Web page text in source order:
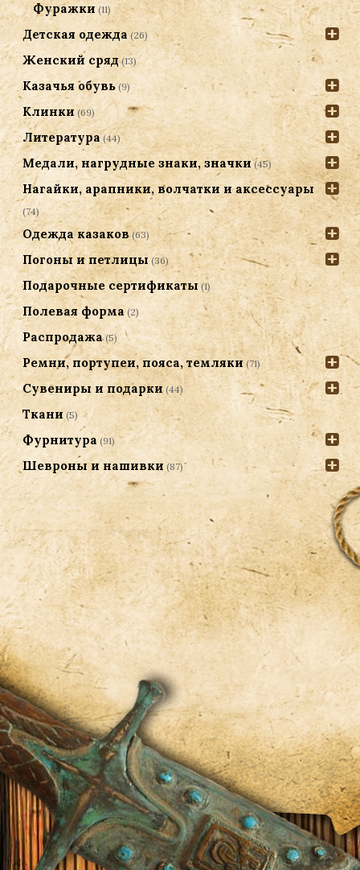
Фуражки (11)
Детская одежда (26)
Женский сряд (13)
Казачья обувь (9)
Клинки (69)
Литература (44)
Медали, нагрудные знаки, значки (45)
Нагайки, арапники, волчатки и аксессуары
(74)
Одежда казаков (63)
Погоны и петлицы (36)
Подарочные сертификаты (1)
Полевая форма (2)
Распродажа (5)
Ремни, портупеи, пояса, темляки (71)
Сувениры и подарки (44)
Ткани (5)
Фурнитура (91)
Шевроны и нашивки (87)